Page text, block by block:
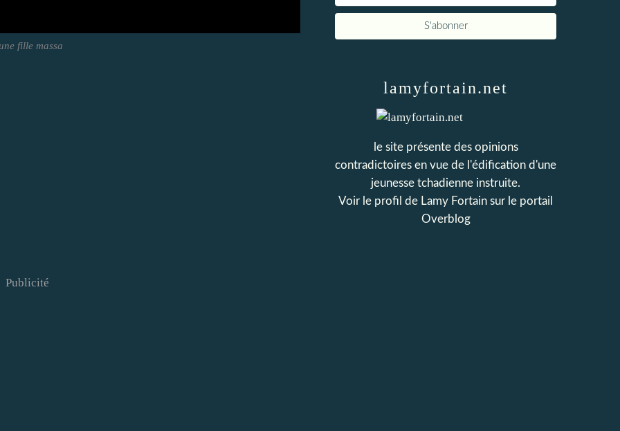
fille massa
Publicité
lamyfortain.net
le site présente des opinions
contradictoires en vue de l'édification d'une
jeunesse tchadienne instruite.
Voir le profil de Lamy Fortain sur le portail
Overblog